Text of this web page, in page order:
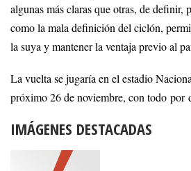
algunas más claras que otras, de definir,
como la mala definición del ciclón,
la suya y mantener la ventaja previo al
La vuelta se jugaría en el estadio
próximo 26 de noviembre, con todo por
IMÁGENES DESTACADAS